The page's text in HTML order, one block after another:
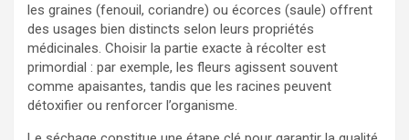
les graines (fenouil, coriandre) ou écorces (saule) offrent
des usages bien distincts selon leurs propriétés
médicinales. Choisir la partie exacte à récolter est
primordial : par exemple, les fleurs agissent souvent
comme apaisantes, tandis que les racines peuvent
détoxifier ou renforcer l’organisme.